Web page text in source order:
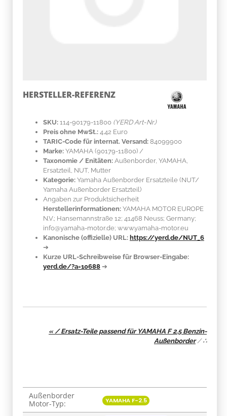
HERSTELLER-REFERENZ
SKU: 114-90179-11800 (YERD Art-Nr.)
Preis ohne MwSt.: 4.42 Euro
TARIC-Code für internat. Versand: 84099900
Marke: YAMAHA (90179-11800) /
Taxonomie / Enitäten: Außenborder, YAMAHA,
Ersatzteil, NUT, Mutter
Kategorie: Yamaha Außenborder Ersatzteile (NUT/
Yamaha Außenborder Ersatzteil)
Angaben zur Produktsicherheit
Herstellerinformationen: YAMAHA MOTOR EUROPE
N.V.; Hansemannstraße 12; 41468 Neuss; Germany;
info@yamaha-motor.de; www.yamaha-motor.eu
Kanonische (offizielle) URL: https://yerd.de/NUT_6
➔
Kurze URL-Schreibweise für Browser-Eingabe:
yerd.de/?a=10688 ➔
« / Ersatz-Teile passend für YAMAHA F 2.5 Benzin-
Außenborder/∴
Produkteigenschaft
Wert
Außenborder
Motor-Typ:
YAMAHA F-2.5